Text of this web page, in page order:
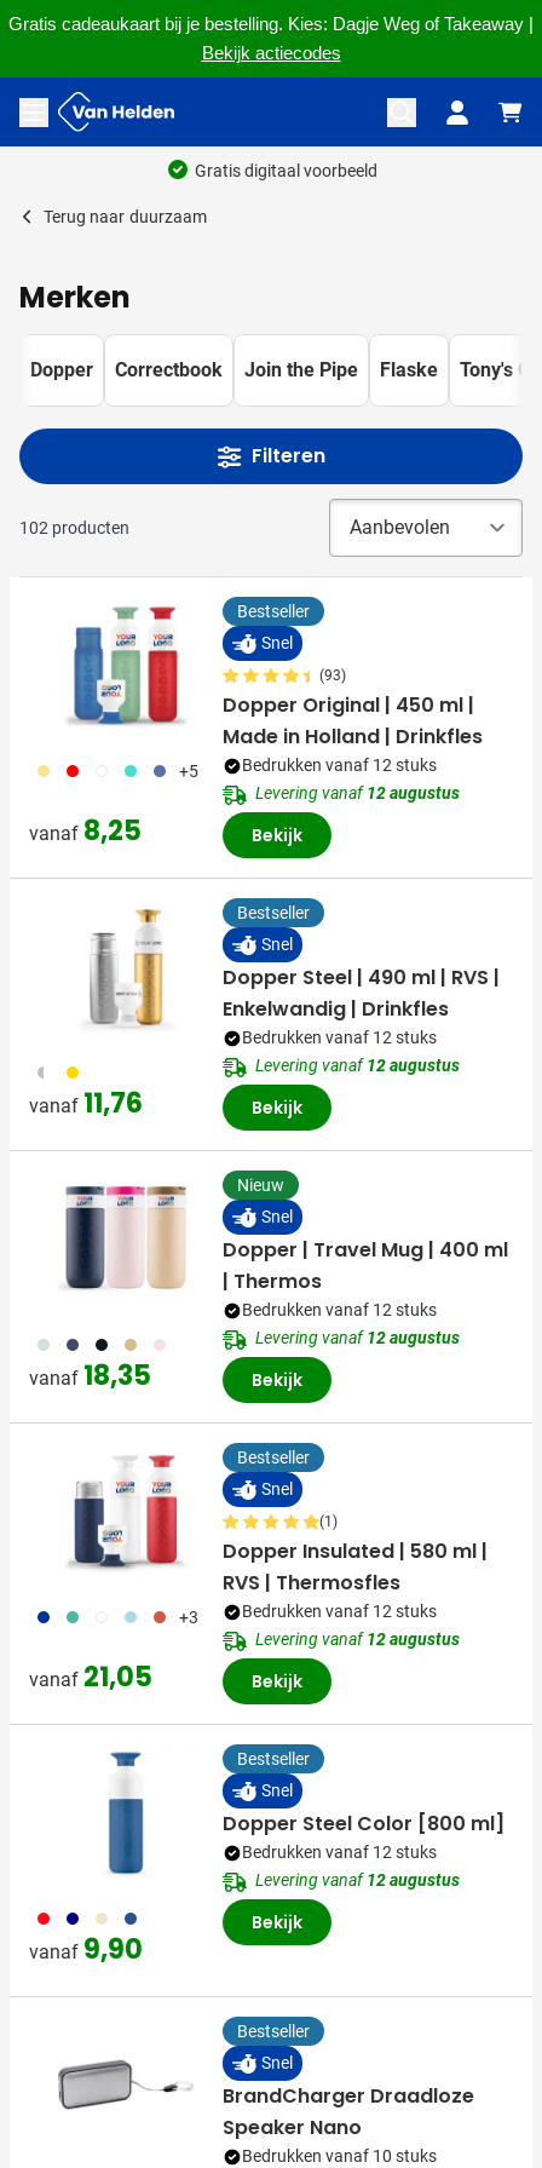
Gratis cadeaukaart bij je bestelling. Kies: Dagje Weg of Takeaway |
Bekijk actiecodes
Ga naar de inhoud
Menu openen
Ruim 60 jaar ervaring
Terug naar duurzaam
Merken
Dopper Correctbook Join the Pipe Flaske Tony's
Filteren
102 producten
694 696 697 852 698 +5
vanaf 8,25
Bestseller
Snel
(93)
Dopper Original | 450 ml |
Made in Holland | Drinkfles
Bedrukken vanaf 12 stuks
Levering vanaf12 augustus
Bekijk
325 031
vanaf 11,76
Bestseller
Snel
Dopper Steel | 490 ml | RVS |
Enkelwandig | Drinkfles
Bedrukken vanaf 12 stuks
Levering vanaf12 augustus
Bekijk
374 773 720 900 988
vanaf 18,35
Nieuw
Snel
Dopper | Travel Mug | 400 ml
| Thermos
Bedrukken vanaf 12 stuks
Levering vanaf12 augustus
Bekijk
773 886 721 887 888 +3
vanaf 21,05
Bestseller
Snel
(1)
Dopper Insulated | 580 ml |
RVS | Thermosfles
Bedrukken vanaf 12 stuks
Levering vanaf12 augustus
Bekijk
909 538 912 470
vanaf 9,90
Bestseller
Snel
Dopper Steel Color [800 ml]
Bedrukken vanaf 12 stuks
Levering vanaf12 augustus
Bekijk
Bestseller
Snel
BrandCharger Draadloze
Speaker Nano
Bedrukken vanaf 10 stuks